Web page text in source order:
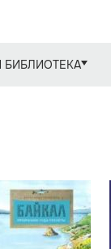
БИБЛИОТЕКА